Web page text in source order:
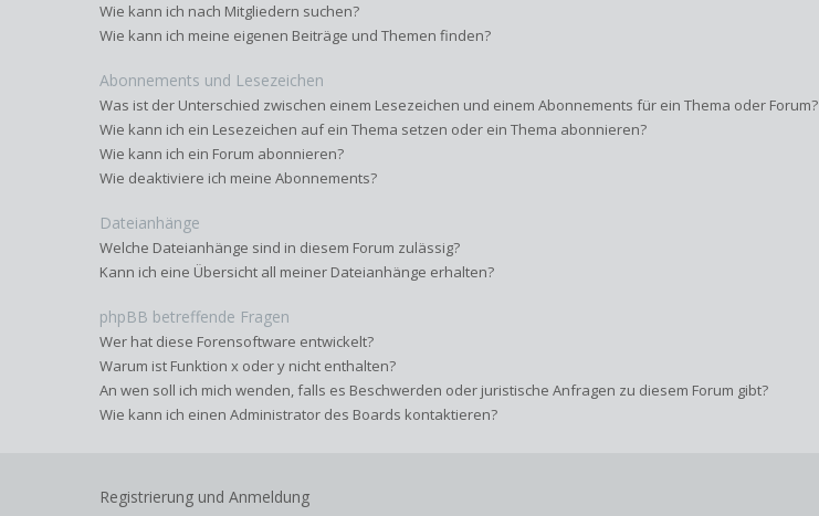
Wie kann ich nach Mitgliedern suchen?
Wie kann ich meine eigenen Beiträge und Themen finden?
Abonnements und Lesezeichen
Was ist der Unterschied zwischen einem Lesezeichen und einem Abonnements für ein Thema oder Forum?
Wie kann ich ein Lesezeichen auf ein Thema setzen oder ein Thema abonnieren?
Wie kann ich ein Forum abonnieren?
Wie deaktiviere ich meine Abonnements?
Dateianhänge
Welche Dateianhänge sind in diesem Forum zulässig?
Kann ich eine Übersicht all meiner Dateianhänge erhalten?
phpBB betreffende Fragen
Wer hat diese Forensoftware entwickelt?
Warum ist Funktion x oder y nicht enthalten?
An wen soll ich mich wenden, falls es Beschwerden oder juristische Anfragen zu diesem Forum gibt?
Wie kann ich einen Administrator des Boards kontaktieren?
Registrierung und Anmeldung